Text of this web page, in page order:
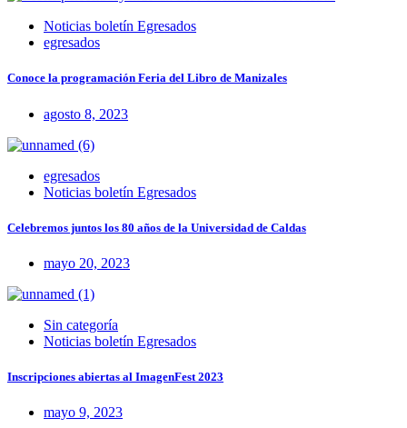
Noticias boletín Egresados
egresados
Conoce la programación Feria del Libro de Manizales
agosto 8, 2023
egresados
Noticias boletín Egresados
Celebremos juntos los 80 años de la Universidad de Caldas
mayo 20, 2023
Sin categoría
Noticias boletín Egresados
Inscripciones abiertas al ImagenFest 2023
mayo 9, 2023